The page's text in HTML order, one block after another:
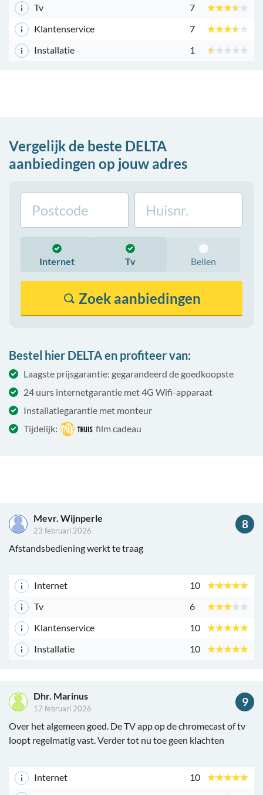
Tv
7
Klantenservice
7
Installatie
1
Vergelijk de beste DELTA
aanbiedingen op jouw adres
Internet Tv Bellen
Zoek aanbiedingen
Bestel hier DELTA en profiteer van:
Laagste prijsgarantie: gegarandeerd de goedkoopste
24 uurs internetgarantie met 4G Wifi-apparaat
Installatiegarantie met monteur
Tijdelijk:
film cadeau
8
Mevr. Wijnperle
23 februari 2026
Afstandsbediening werkt te traag
Internet
10
Tv
6
Klantenservice
10
Installatie
10
9
Dhr. Marinus
17 februari 2026
Over het algemeen goed. De TV app op de chromecast of tv
loopt regelmatig vast. Verder tot nu toe geen klachten
Internet
10